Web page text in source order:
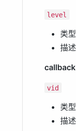
level
类
描
callback
vid
类
描